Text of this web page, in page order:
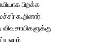
பிறக்க
கூறினார்.